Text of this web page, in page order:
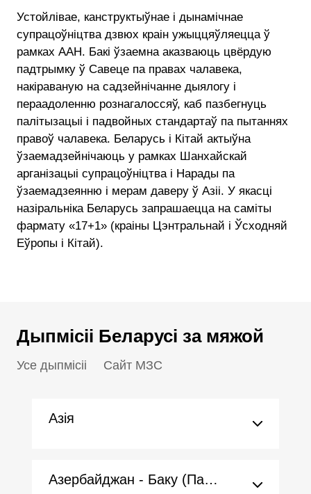
Устойлівае, канструктыўнае і дынамічнае
супрацоўніцтва дзвюх краін ужыццяўляецца ў
рамках ААН. Бакі ўзаемна аказваюць цвёрдую
падтрымку ў Савеце па правах чалавека,
накіраваную на садзейнічанне дыялогу і
пераадоленню рознагалоссяў, каб пазбегнуць
палітызацыі і падвойных стандартаў па пытаннях
правоў чалавека. Беларусь і Кітай актыўна
ўзаемадзейнічаюць у рамках Шанхайскай
арганізацыі супрацоўніцтва і Нарады па
ўзаемадзеянню і мерам даверу ў Азіі. У якасці
назіральніка Беларусь запрашаецца на саміты
фармату «17+1» (краіны Цэнтральнай і Ўсходняй
Еўропы і Кітай).
Дыпмісіі Беларусі за мяжой
Усе дыпмісіі Сайт МЗС
Азія
Азербайджан - Баку (Пасольства)